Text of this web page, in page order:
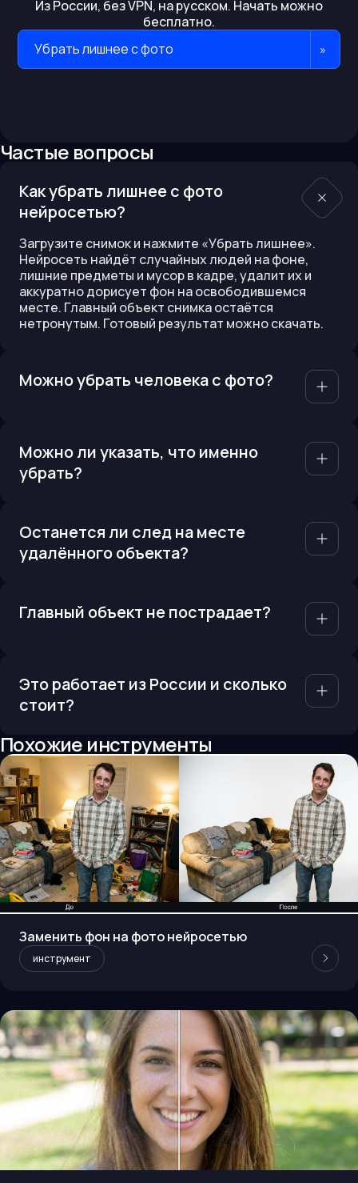
Из России, без VPN, на русском. Начать можно
бесплатно.
Убрать лишнее с фото
»
Частые вопросы
Как убрать лишнее с фото
нейросетью?
Загрузите снимок и нажмите «Убрать лишнее».
Нейросеть найдёт случайных людей на фоне,
лишние предметы и мусор в кадре, удалит их и
аккуратно дорисует фон на освободившемся
месте. Главный объект снимка остаётся
нетронутым. Готовый результат можно скачать.
Можно убрать человека с фото?
Можно ли указать, что именно
убрать?
Останется ли след на месте
удалённого объекта?
Главный объект не пострадает?
Это работает из России и сколько
стоит?
Похожие инструменты
Заменить фон на фото нейросетью
инструмент